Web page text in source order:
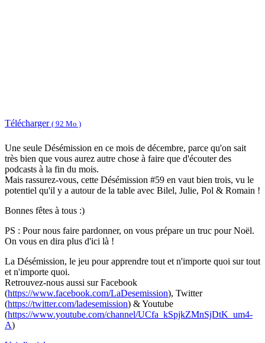
Télécharger ( 92 Mo )
Une seule Désémission en ce mois de décembre, parce qu'on sait
très bien que vous aurez autre chose à faire que d'écouter des
podcasts à la fin du mois.
Mais rassurez-vous, cette Désémission #59 en vaut bien trois, vu le
potentiel qu'il y a autour de la table avec Bilel, Julie, Pol & Romain !
Bonnes fêtes à tous :)
PS : Pour nous faire pardonner, on vous prépare un truc pour Noël.
On vous en dira plus d'ici là !
La Désémission, le jeu pour apprendre tout et n'importe quoi sur tout
et n'importe quoi.
Retrouvez-nous aussi sur Facebook
(https://www.facebook.com/LaDesemission), Twitter
(https://twitter.com/ladesemission) & Youtube
(https://www.youtube.com/channel/UCfa_kSpjkZMnSjDtK_um4-
A)